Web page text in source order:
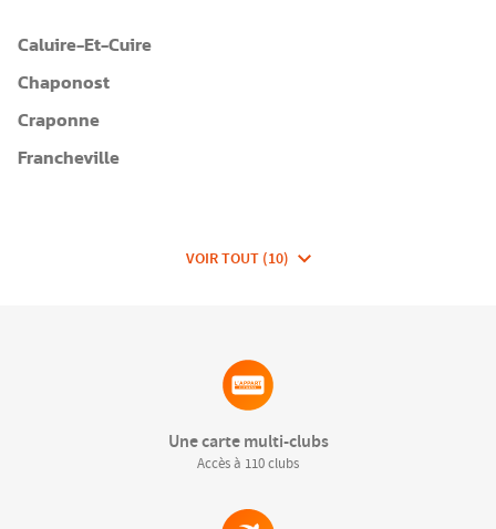
Caluire-Et-Cuire
Chaponost
Craponne
Francheville
VOIR TOUT (10)
DE
Une carte multi-clubs
Accès à 110 clubs